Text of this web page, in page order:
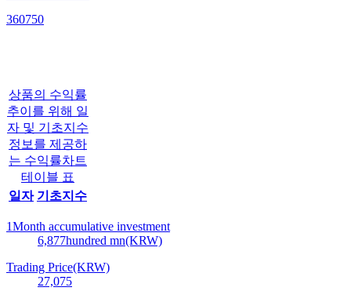
360750
상품의 수익률
추이를 위해 일
자 및 기초지수
정보를 제공하
는 수익률차트
테이블 표
일자 기초지수
1Month accumulative investment
6,877hundred mn(KRW)
Trading Price(KRW)
27,075